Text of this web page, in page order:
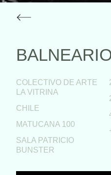
COLECTIVO DE ARTE
LA VITRINA
CHILE
MATUCANA 100
SALA PATRICIO
BUNSTER